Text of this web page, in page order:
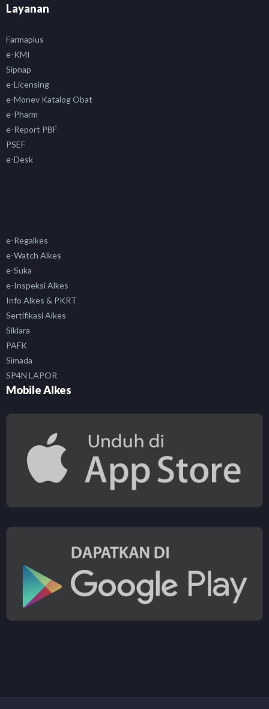
Layanan
Farmaplus
e-KMI
Sipnap
e-Licensing
e-Monev Katalog Obat
e-Pharm
e-Report PBF
PSEF
e-Desk
e-Regalkes
e-Watch Alkes
e-Suka
e-Inspeksi Alkes
Info Alkes & PKRT
Sertifikasi Alkes
Siklara
PAFK
Simada
SP4N LAPOR
Mobile Alkes